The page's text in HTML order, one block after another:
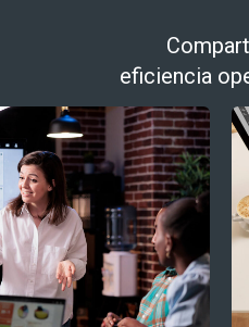
eficiencia